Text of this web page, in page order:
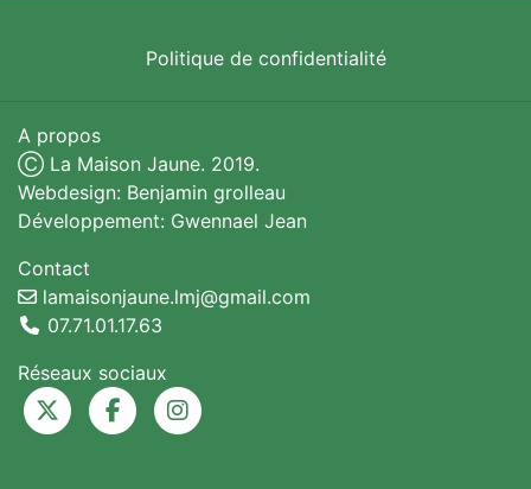
Politique de confidentialité
A propos
Ⓒ La Maison Jaune. 2019.
Webdesign: Benjamin grolleau
Développement: Gwennael Jean
Contact
lamaisonjaune.lmj@gmail.com
07.71.01.17.63
Réseaux sociaux